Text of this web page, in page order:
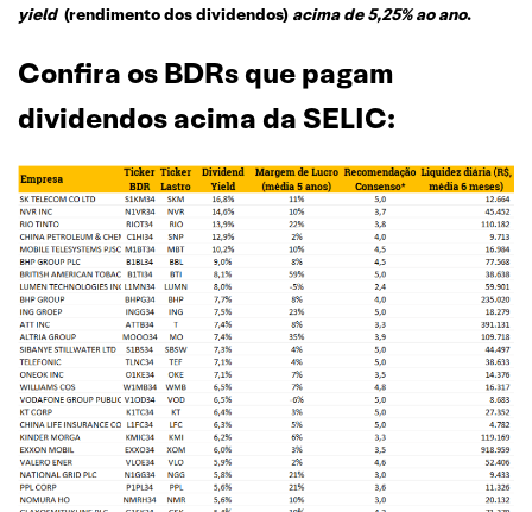
yield (rendimento dos dividendos) acima de5,25%ao ano.
Confira os BDRs que pagam
dividendos acima da SELIC: